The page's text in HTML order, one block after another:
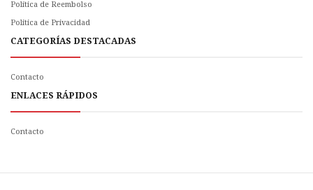
Política de Reembolso
Politica de Privacidad
CATEGORÍAS DESTACADAS
Contacto
ENLACES RÁPIDOS
Contacto